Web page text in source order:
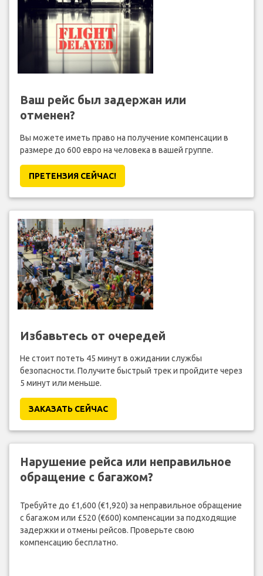
Ваш рейс был задержан или
отменен?
Вы можете иметь право на получение компенсации в
размере до 600 евро на человека в вашей группе.
ПРЕТЕНЗИЯ CЕЙЧАС!
Избавьтесь от очередей
Не стоит потеть 45 минут в ожидании службы
безопасности. Получите быстрый трек и пройдите через
5 минут или меньше.
ЗАКАЗАТЬ СЕЙЧАС
Нарушение рейса или неправильное
обращение с багажом?
Требуйте до £1,600 (€1,920) за неправильное обращение
с багажом или £520 (€600) компенсации за подходящие
задержки и отмены рейсов. Проверьте свою
компенсацию бесплатно.